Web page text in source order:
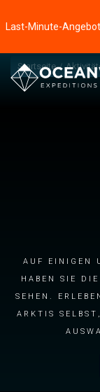
Startseite
Auf einigen
haben Sie
sehen.
Arktis